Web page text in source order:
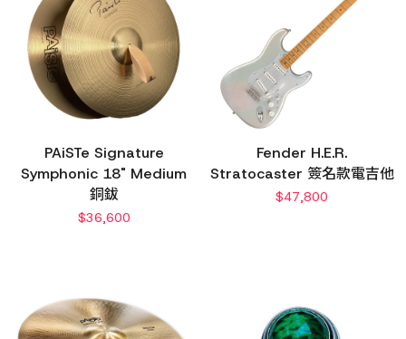
PAiSTe Signature
Symphonic 18" Medium
銅鈸
$36,600
Fender H.E.R.
Stratocaster 簽名款電吉他
$47,800